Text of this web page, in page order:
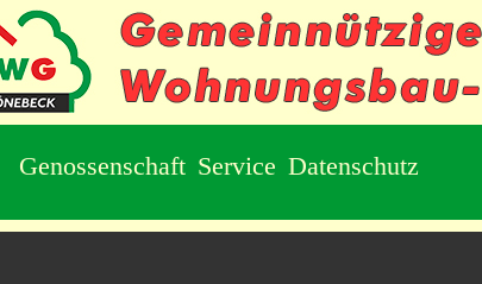
Genossenschaft Service Datenschutz